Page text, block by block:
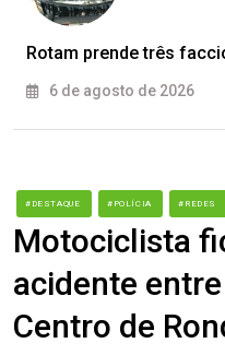
Rotam prende três
6 de agosto de 2026
#DESTAQUE #POLÍCIA #REDES
Motociclista
acidente
Centro de